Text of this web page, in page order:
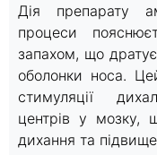
Дія препарату
процеси
запахом, що
оболонки носа.
стимуляції
центрів у мозку,
дихання та